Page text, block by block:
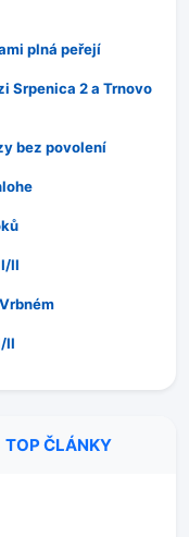
plná peřejí
Srpenica 2 a Trnovo
bez povolení
II
II
TOP ČLÁNKY